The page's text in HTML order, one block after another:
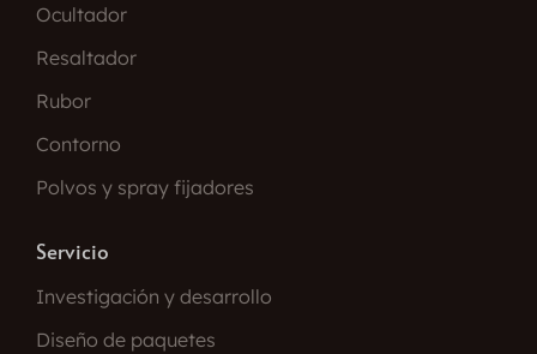
Ocultador
Resaltador
Rubor
Contorno
Polvos y spray fijadores
Servicio
Investigación y desarrollo
Diseño de paquetes